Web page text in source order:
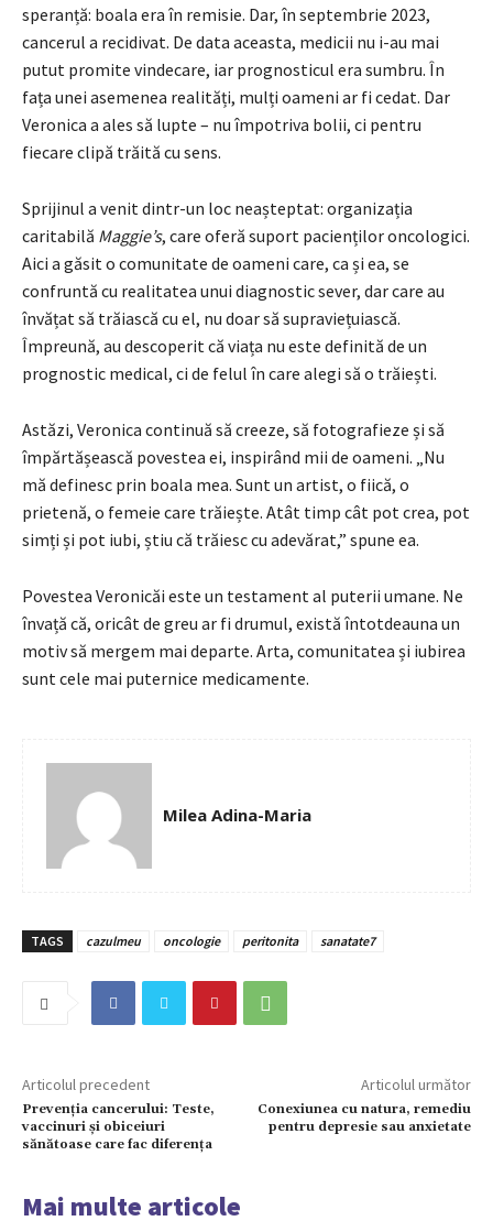
speranță: boala era în remisie. Dar, în septembrie 2023,
cancerul a recidivat. De data aceasta, medicii nu i-au mai
putut promite vindecare, iar prognosticul era sumbru. În
fața unei asemenea realități, mulți oameni ar fi cedat. Dar
Veronica a ales să lupte – nu împotriva bolii, ci pentru
fiecare clipă trăită cu sens.
Sprijinul a venit dintr-un loc neașteptat: organizația
caritabilă Maggie’s, care oferă suport pacienților oncologici.
Aici a găsit o comunitate de oameni care, ca și ea, se
confruntă cu realitatea unui diagnostic sever, dar care au
învățat să trăiască cu el, nu doar să supraviețuiască.
Împreună, au descoperit că viața nu este definită de un
prognostic medical, ci de felul în care alegi să o trăiești.
Astăzi, Veronica continuă să creeze, să fotografieze și să
împărtășească povestea ei, inspirând mii de oameni. „Nu
mă definesc prin boala mea. Sunt un artist, o fiică, o
prietenă, o femeie care trăiește. Atât timp cât pot crea, pot
simți și pot iubi, știu că trăiesc cu adevărat,” spune ea.
Povestea Veronicăi este un testament al puterii umane. Ne
învață că, oricât de greu ar fi drumul, există întotdeauna un
motiv să mergem mai departe. Arta, comunitatea și iubirea
sunt cele mai puternice medicamente.
Milea Adina-Maria
TAGS cazulmeu oncologie peritonita sanatate7
Articolul precedent
Prevenția cancerului: Teste,
vaccinuri și obiceiuri
sănătoase care fac diferența
Articolul următor
Conexiunea cu natura, remediu
pentru depresie sau anxietate
Mai multe articole